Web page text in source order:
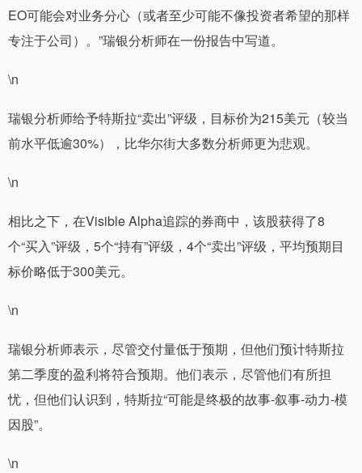
EO可能会对业务分心（或者至少可能不像投资者希望的那样
专注于公司）。”瑞银分析师在一份报告中写道。
\n
瑞银分析师给予特斯拉“卖出”评级，目标价为215美元（较当
前水平低逾30%），比华尔街大多数分析师更为悲观。
\n
相比之下，在Visible Alpha追踪的券商中，该股获得了8
个“买入”评级，5个“持有”评级，4个“卖出”评级，平均预期目
标价略低于300美元。
\n
瑞银分析师表示，尽管交付量低于预期，但他们预计特斯拉
第二季度的盈利将符合预期。他们表示，尽管他们有所担
忧，但他们认识到，特斯拉“可能是终极的故事-叙事-动力-模
因股”。
\n